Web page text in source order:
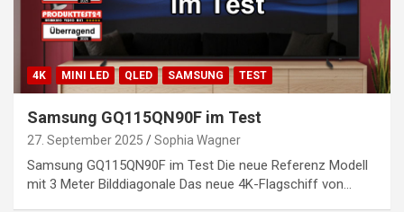
4K MINI LED QLED SAMSUNG TEST
Samsung GQ115QN90F im Test
27. September 2025 Sophia Wagner
Samsung GQ115QN90F im Test Die neue Referenz Modell
mit 3 Meter Bilddiagonale Das neue 4K-Flagschiff von…